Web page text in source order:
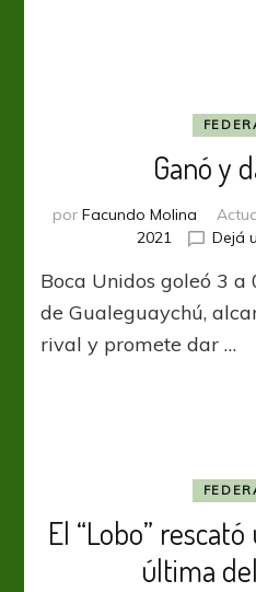
Ganó y
por Facundo Molina
2021
Dejá
Boca Unidos goleó 3 a
de Gualeguaychú,
rival y promete dar …
El “Lobo”
última